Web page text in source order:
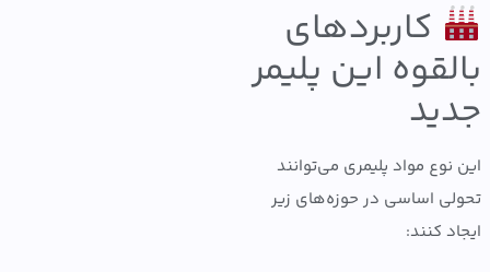
کاربردهای
این پلیمر
مواد پلیمری می‌توانند
اساسی در حوزه‌های زیر
کنند: